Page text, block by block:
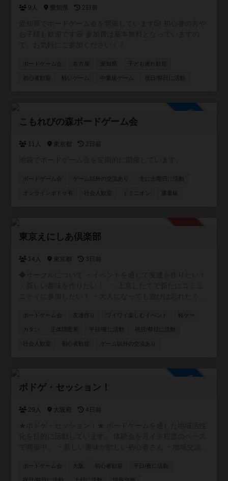
て 横の繋がりを作って貰えたら（＾Ｏ＾☆♪ 基本的に利益
9人 愛知県 2日前
ボードゲーム会 名古屋 愛知県 子ども連れ歓迎
初心者歓迎 軽いゲーム 中量級ゲーム 祝日/祭日に活動
こもれびの森ボードゲーム会
11人 東京都 2日前
ボードゲーム会 ゲーム以外の交流あり
オンラインボドゲ有 社会人歓迎 ドミニオン 重量級
東京えにしあ倶楽部
14人 東京都 3日前
そんな社会人の居場所を作るサークルです！ ◆ボドゲ会 初
心者に特化したボドゲ会を金曜、土日を中心に開催してま
くなったら飲み会、BBQ等も開催していきます！ みんなで
楽しい時間を過ごしましょう！ご参加お待ちしています🎶
ボードゲーム会 友達作り ワイワイ楽しむイベント 軽ゲー
カタン 正体隠匿系 平日/夜に活動 祝日/祭日に活動
社会人歓迎 初心者歓迎 ゲーム以外の交流あり
ボドゲ・セッション！
29人 大阪府 4日前
テランさん ・テストプレイヤーが欲しいクリエーターさん
お気軽にご参加ください！
ボードゲーム会 大阪 初心者歓迎 平日/夜に活動